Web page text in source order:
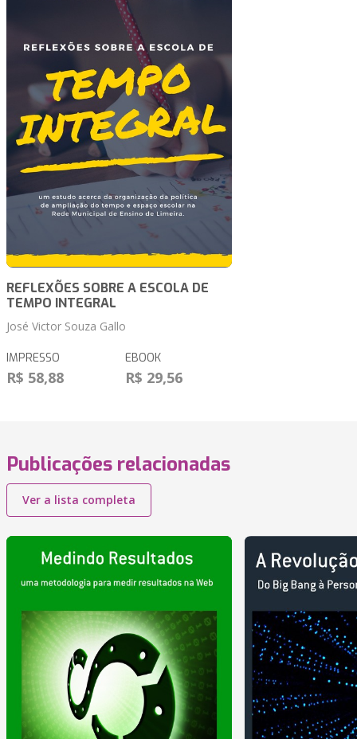
REFLEXÕES SOBRE A ESCOLA DE
TEMPO INTEGRAL
José Victor Souza Gallo
IMPRESSO
R$ 58,88
EBOOK
R$ 29,56
Publicações relacionadas
Ver a lista completa